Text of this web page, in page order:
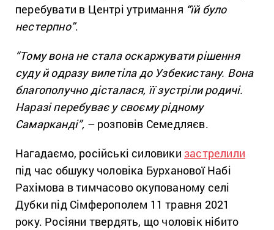
перебувати в Центрі утримання “їй було
нестерпно”.
“Тому вона не стала оскаржувати рішення
суду й одразу вилетіла до Узбекистану. Вона
благополучно дісталася, її зустріли родичі.
Наразі перебуває у своєму рідному
Самарканді”, – розповів Семедляєв.
Нагадаємо, російські силовики застрелили
під час обшуку чоловіка Бурханової Набі
Рахімова в тимчасово окупованому селі
Дубки під Сімферополем 11 травня 2021
року. Росіяни твердять, що чоловік нібито